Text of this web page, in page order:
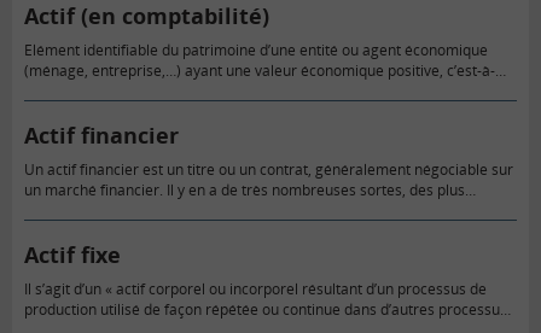
Actif (en comptabilité)
Elément identifiable du patrimoine d’une entité ou agent économique
(ménage, entreprise,…) ayant une valeur économique positive, c’est-à-
Actif financier
Un actif financier est un titre ou un contrat, généralement négociable sur
un marché financier. Il y en a de très nombreuses sortes, des plus
Actif fixe
Il s’agit d’un « actif corporel ou incorporel résultant d’un processus de
production utilisé de façon répétée ou continue dans d’autres processus